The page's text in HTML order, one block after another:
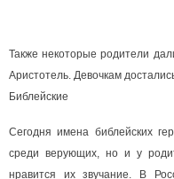
Также некоторые родители
Аристотель. Девочкам
Библейские
Сегодня имена библейских
среди верующих, но и у
нравится их звучание. В